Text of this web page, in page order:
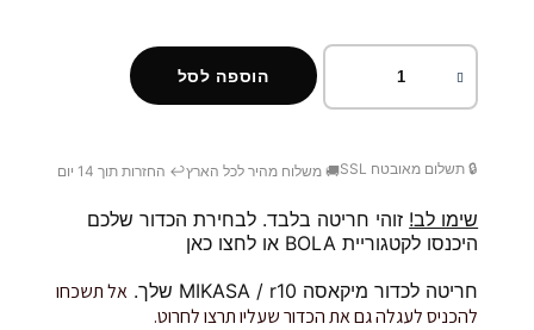
הוספה לסל
🔒 תשלום מאובטח SSL 🚚 משלוח מהיר לכל הארץ↩️ החזרות תוך 14 יום
שימו לב! זוהי חריטה בלבד. לבחירת הכדור שלכם
היכנסו לקטגוריית BOLA או
לחצו כאן
חריטה לכדור מיקאסה MIKASA / r10 שלך.
אל תשכחו
להכניס לעגלה גם את הכדור שעליו תרצו לחרוט.